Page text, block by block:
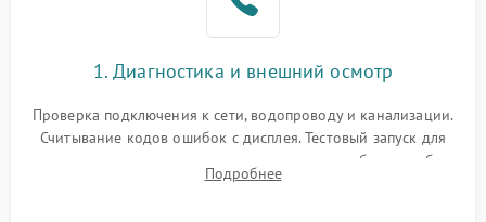
1. Диагностика и внешний осмотр
Проверка подключения к сети, водопроводу и канализации.
Считывание кодов ошибок с дисплея. Тестовый запуск для
выявления посторонних шумов, протечек или сбоев в работе
электронного модуля управления.
Подробнее